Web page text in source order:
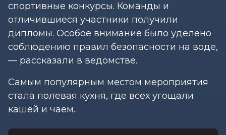
спортивные конкурсы. Команды и
отличившиеся участники получили
дипломы. Особое внимание было уделено
соблюдению правил безопасности на воде,
— рассказали в ведомстве.
Самым популярным местом мероприятия
стала полевая кухня, где всех угощали
кашей и чаем.